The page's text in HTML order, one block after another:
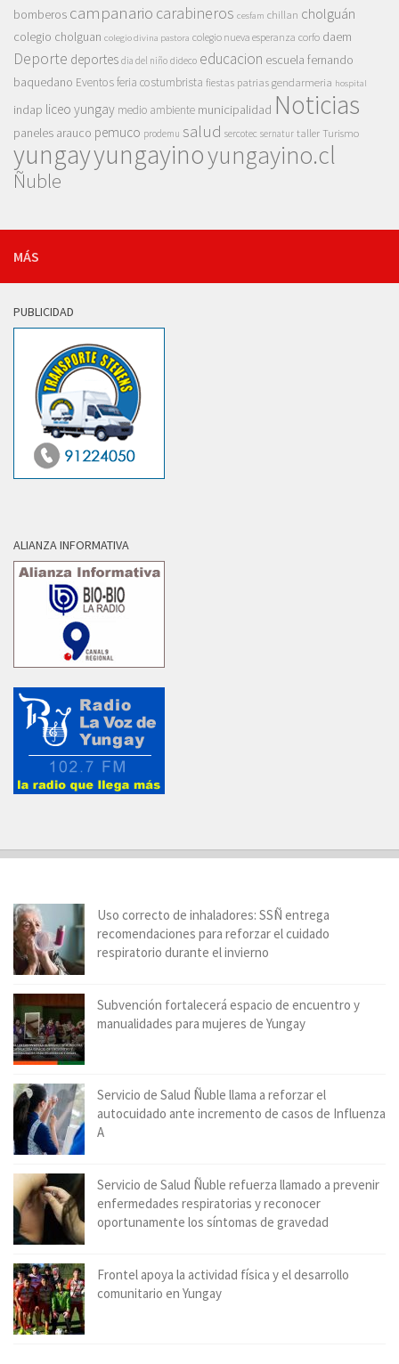
bomberos campanario carabineros cesfam chillan cholguán
colegio cholguan colegio divina pastora colegio nueva esperanza corfo daem
Deporte deportes dia del niño dideco educacion escuela fernando
baquedano Eventosferia costumbrista fiestas patrias gendarmeria hospital
indap liceo yungay medio ambiente municipalidad Noticias
paneles arauco pemuco prodemu salud sercotec sernatur taller Turismo
yungayyungayinoyungayino.cl
Ñuble
MÁS
PUBLICIDAD
ALIANZA INFORMATIVA
Uso correcto de inhaladores: SSÑ entrega
recomendaciones para reforzar el cuidado
respiratorio durante el invierno
Subvención fortalecerá espacio de encuentro y
manualidades para mujeres de Yungay
Servicio de Salud Ñuble llama a reforzar el
autocuidado ante incremento de casos de Influenza
A
Servicio de Salud Ñuble refuerza llamado a prevenir
enfermedades respiratorias y reconocer
oportunamente los síntomas de gravedad
Frontel apoya la actividad física y el desarrollo
comunitario en Yungay